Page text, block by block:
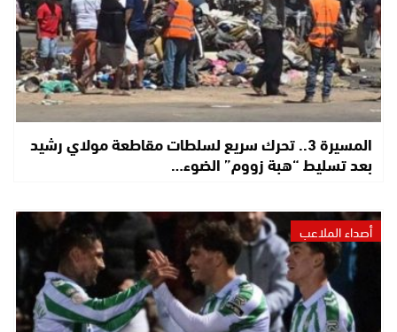
المسيرة 3.. تحرك سريع لسلطات مقاطعة مولاي رشيد
بعد تسليط “هبة زووم” الضوء…
أصداء الملاعب